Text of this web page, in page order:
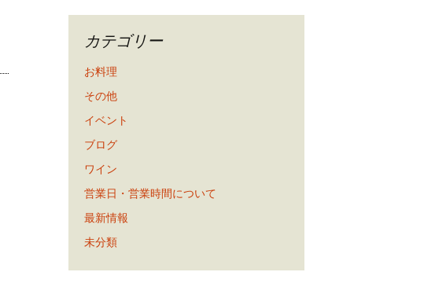
カテゴリー
お料理
その他
イベント
ブログ
ワイン
営業日・営業時間について
最新情報
未分類